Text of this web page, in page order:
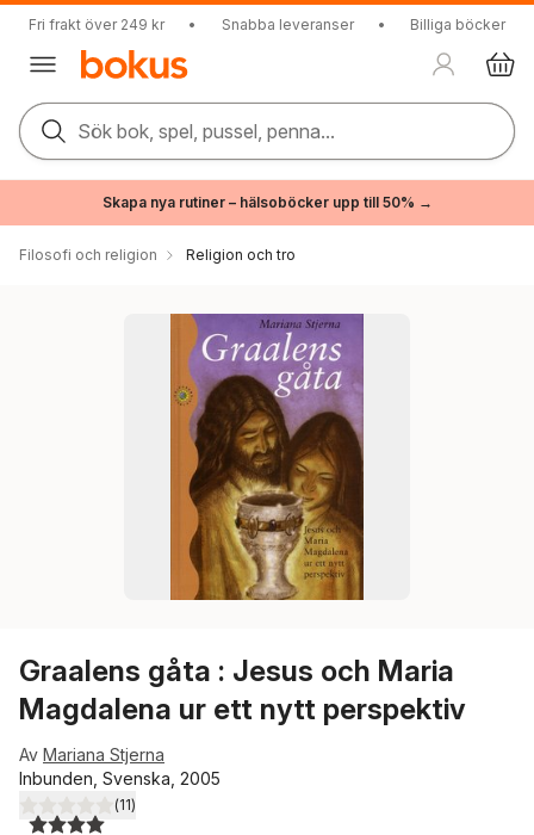
Fri frakt över 249 kr • Snabba leveranser • Billiga böcker
Sök bok, spel, pussel, penna...
Skapa nya rutiner – hälsoböcker upp till 50% →
Filosofi och religion Religion och tro
Graalens gåta : Jesus och Maria
Magdalena ur ett nytt perspektiv
Av Mariana Stjerna
Inbunden, Svenska, 2005
4,0utav 5 stjärnor. Totalt antal röster:
(11)